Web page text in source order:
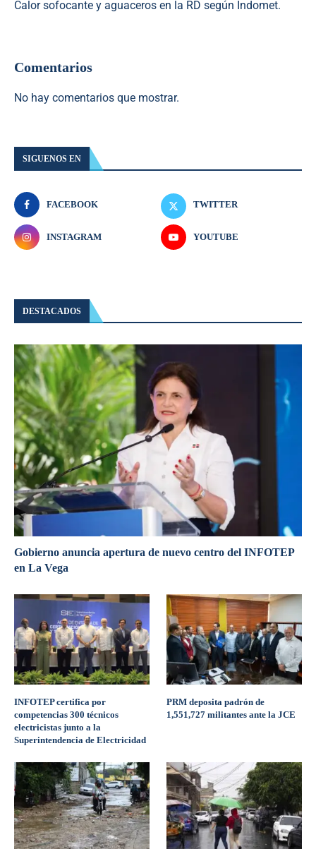
Calor sofocante y aguaceros en la RD según Indomet.
Comentarios
No hay comentarios que mostrar.
SIGUENOS EN
FACEBOOK TWITTER
INSTAGRAM YOUTUBE
DESTACADOS
Gobierno anuncia apertura de nuevo centro del INFOTEP
en La Vega
INFOTEP certifica por
competencias 300 técnicos
electricistas junto a la
Superintendencia de Electricidad
PRM deposita padrón de
1,551,727 militantes ante la JCE